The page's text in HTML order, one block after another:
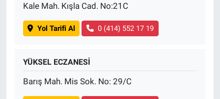
Kale Mah. Kışla Cad. No:21C
Yol Tarifi Al 0 (414) 552 17 19
YÜKSEL ECZANESİ
Barış Mah. Mis Sok. No: 29/C